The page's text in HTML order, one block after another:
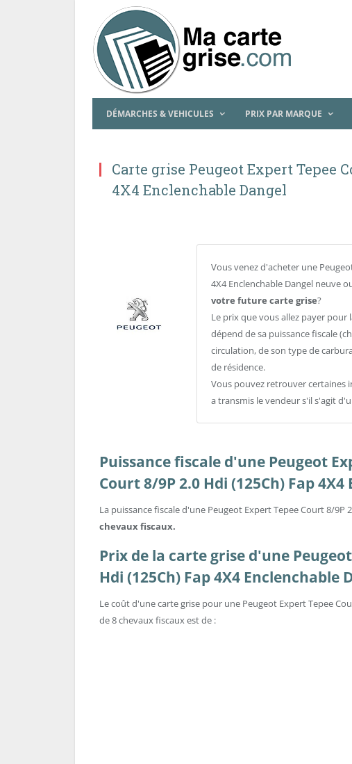
DÉMARCHES & VEHICULES PRIX PAR MARQUE
Carte grise Peugeot Expert Tepee
4X4 Enclenchable Dangel
Vous venez d'acheter une
4X4 Enclenchable Dangel neuve
votre future carte grise?
Le prix que vous allez payer pour
dépend de sa puissance fiscale
circulation, de son type de
de résidence.
Vous pouvez retrouver certaines
a transmis le vendeur s'il s'agit
Puissance fiscale d'une Peugeot
Court 8/9P 2.0 Hdi (125Ch) Fap
La puissance fiscale d'une Peugeot Expert Tepee Court 8/9P
chevaux fiscaux.
Prix de la carte grise d'une
Hdi (125Ch) Fap 4X4 Enclenchable
Le coût d'une carte grise pour une Peugeot Expert Tepee
de 8 chevaux fiscaux est de :